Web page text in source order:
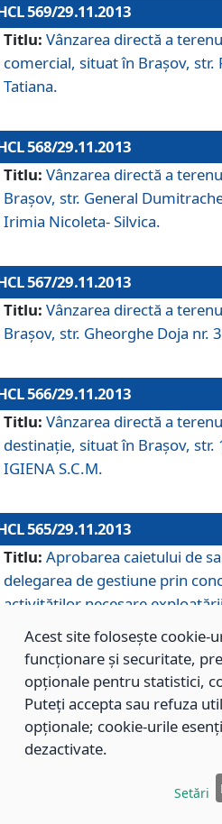
569/29.11.2013
Titlu: Vânzarea directă a
comercial, situat în Braşov, str.
Tatiana.
568/29.11.2013
Titlu: Vânzarea directă a
Braşov, str. General
Irimia Nicoleta- Silvica.
567/29.11.2013
Titlu: Vânzarea directă a
Braşov, str. Gheorghe Doja nr.
566/29.11.2013
Titlu: Vânzarea directă a
destinaţie, situat în Braşov, str.
IGIENA S.C.M.
565/29.11.2013
Titlu: Aprobarea caietului de
delegarea de gestiune prin
activităţilor necesare
Municipal Braşov situat în str.
564/29.11.2013
Titlu: Completarea şi
care s-a aprobat studiul de
Acest site folosește cookie-
funcționare și securitate,
opționale pentru statistici,
Puteți accepta sau refuza
opționale; cookie-urile
dezactivate.
Setări